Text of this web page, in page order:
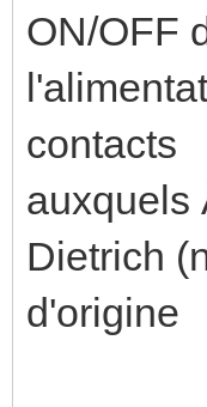
ON/OFF
contacts
auxquels
Dietrich
d'origine